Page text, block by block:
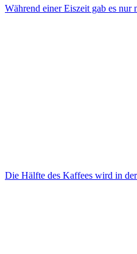
Während einer Eiszeit gab es nur
Die Hälfte des Kaffees wird in